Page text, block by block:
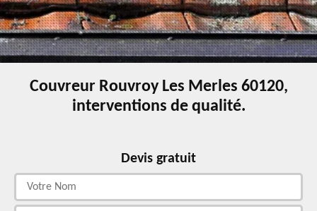
Couvreur Rouvroy Les Merles 60120,
interventions de qualité.
Devis gratuit